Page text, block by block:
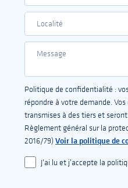
Politique de confidentialité :
répondre à votre demande.
transmises à des tiers et
Règlement général sur la
2016/79)Voir la politique de
J'ai lu et j'accepte la